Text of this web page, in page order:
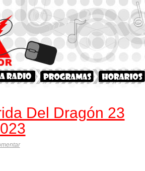
Del Dragón 23